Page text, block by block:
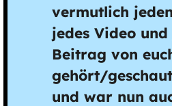
vermutlich
jedes Video
Beitrag von
gehört/
und war nun